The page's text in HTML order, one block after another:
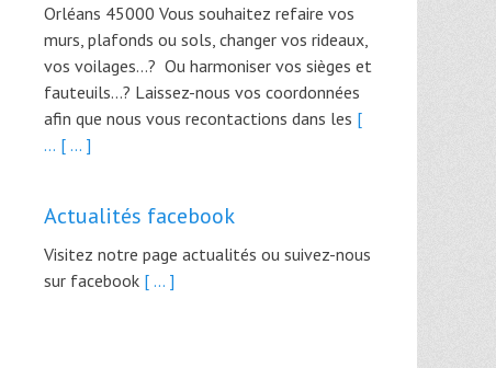
Orléans 45000 Vous souhaitez refaire vos
murs, plafonds ou sols, changer vos rideaux,
vos voilages…? Ou harmoniser vos sièges et
fauteuils…? Laissez-nous vos coordonnées
afin que nous vous recontactions dans les [
... [ ... ]
Actualités facebook
Visitez notre page actualités ou suivez-nous
sur facebook [ ... ]